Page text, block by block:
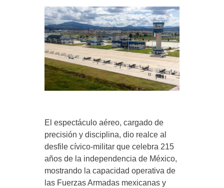
El espectáculo aéreo, cargado de
precisión y disciplina, dio realce al
desfile cívico-militar que celebra 215
años de la independencia de México,
mostrando la capacidad operativa de
las Fuerzas Armadas mexicanas y